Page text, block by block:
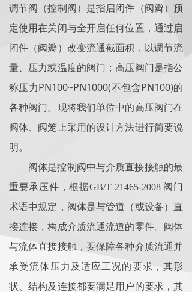
联系我们
在线商城
调节阀（控制阀）是指启闭件（阀瓣）预
定使用在关闭与全开启任何位置，通过启
闭件（阀瓣）改变流通截面积，以调节流
量、压力或温度的阀门；高压阀门是指公
称压力PN100~PN1000(不包含PN100)的
各种阀门。现将我们单位中的高压阀门在
阀体、阀笼上采用的设计方法进行简要说
明。
阀体是控制阀中与介质直接接触的最
重要承压件，根据GB/T 21465-2008 阀门
术语中规定，阀体是与管道（或设备）直
接连接，构成介质流通流道的零件。阀体
与流体直接接触，要保障各种介质流通并
承受流体压力及适应工况的要求，其形
状、结构及连接都要满足用户的要求，其